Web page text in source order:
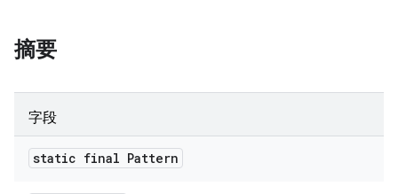
摘要
字段
static final Pattern